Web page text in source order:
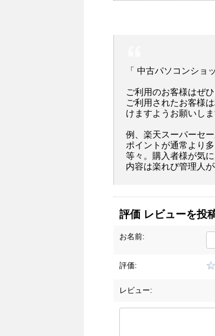
「 中古パソコンシ
ご利用のお客様はぜ
ご利用されたお客様
けますようお願いしま
例、楽天スーパーセ
ポイントが通常より
等々。購入者様が気
内容は楽れび管理人
評価 レビューを投
お名前:
評価:
レビュー: